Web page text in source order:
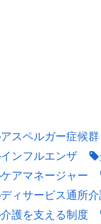
アスペルガー症候群
インフルエンザ
ケアマネージャー
ディサービス通所介
介護を支える制度